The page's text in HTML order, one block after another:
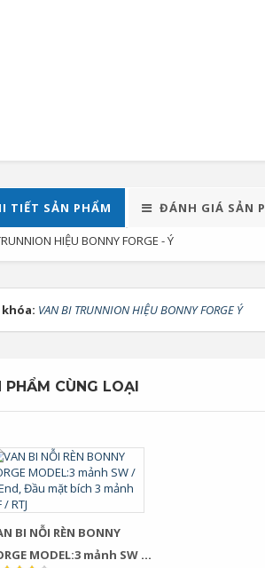
TIẾT SẢN PHẨM ĐÁNH GIÁ SẢN
HIỆU BONNY FORGE - Ý
VAN BI TRUNNION HIỆU BONNY FORGE Ý
PHẨM CÙNG LOẠI
BI NỖI RÈN BONNY
MODEL:3 mảnh SW /